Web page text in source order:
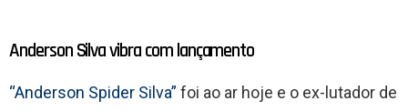
Anderson Silva vibra com lançamento
“Anderson Spider Silva” foi ao ar hoje e o ex-lutador de